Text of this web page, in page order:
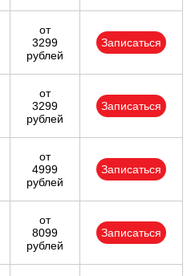
от
3299
рублей
Записаться
от
3299
рублей
Записаться
от
4999
рублей
Записаться
от
8099
рублей
Записаться